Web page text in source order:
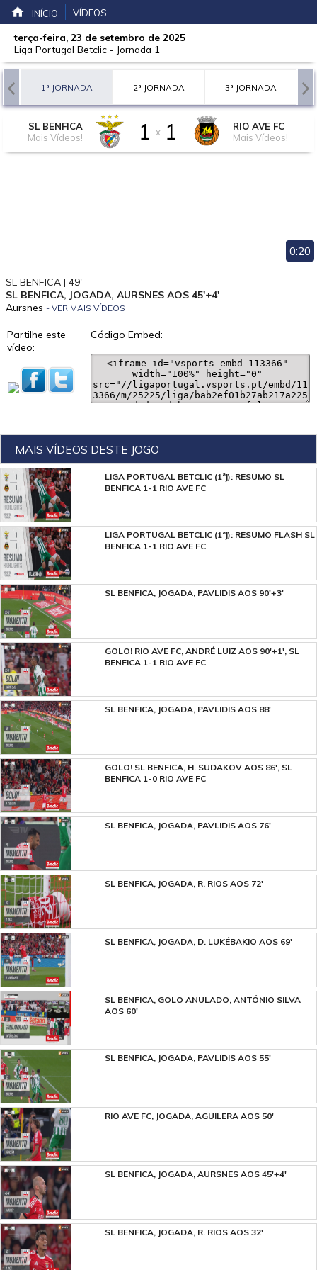
INÍCIO VÍDEOS
terça-feira, 23 de setembro de 2025
Liga Portugal Betclic - Jornada 1
1ª JORNADA 2ª JORNADA 3ª JORNADA
SL BENFICA
Mais Vídeos!
1 x 1
RIO AVE FC
Mais Vídeos!
0:20
SL BENFICA | 49'
SL BENFICA, JOGADA, AURSNES AOS 45'+4'
Aursnes - VER MAIS VÍDEOS
Partilhe este
vídeo:
Código Embed:
MAIS VÍDEOS DESTE JOGO
LIGA PORTUGAL BETCLIC (1ªJ): RESUMO SL
BENFICA 1-1 RIO AVE FC
LIGA PORTUGAL BETCLIC (1ªJ): RESUMO FLASH SL
BENFICA 1-1 RIO AVE FC
SL BENFICA, JOGADA, PAVLIDIS AOS 90'+3'
GOLO! RIO AVE FC, ANDRÉ LUIZ AOS 90'+1', SL
BENFICA 1-1 RIO AVE FC
SL BENFICA, JOGADA, PAVLIDIS AOS 88'
GOLO! SL BENFICA, H. SUDAKOV AOS 86', SL
BENFICA 1-0 RIO AVE FC
SL BENFICA, JOGADA, PAVLIDIS AOS 76'
SL BENFICA, JOGADA, R. RIOS AOS 72'
SL BENFICA, JOGADA, D. LUKÉBAKIO AOS 69'
SL BENFICA, GOLO ANULADO, ANTÓNIO SILVA
AOS 60'
SL BENFICA, JOGADA, PAVLIDIS AOS 55'
RIO AVE FC, JOGADA, AGUILERA AOS 50'
SL BENFICA, JOGADA, AURSNES AOS 45'+4'
SL BENFICA, JOGADA, R. RIOS AOS 32'